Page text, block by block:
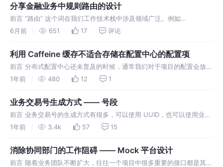
分享金融业务中规则路由的设计
前言 ”路由“ 这个词在我们工作技术栈中涉及领域广泛。例如
SpringCloud GateWay 、Nginx、SpringMvc，这些都可以针对一个
6月前 651 17 评论
利用 Caffeine 缓存不适合存储在配置中心的配置项
前言 分布式配置中心还未普及的时候，通常我们对于项目的配置会放在
配置文件中，例如 SpringBoot 项目放在 application.yml 中，以往的
1年前 480 12 1
业务交易号生成方式 —— 号段
前言 业务交易号的生成方式有很多，可以使用 UUID，也可以使用业务
类型 bizType 拼接雪花算法产生的 SnowFlakeId，还可以用自增编
1年前 3.4k 57 15
消除协同部门的工作阻碍 —— Mock 平台设计
前言 随着业务团队不断扩大，往往一个项目中很多重要的接口都是其他